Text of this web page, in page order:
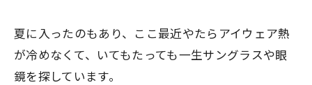
夏に入ったのもあり、ここ最近やたらアイウェア熱
が冷めなくて、いてもたっても一生サングラスや眼
鏡を探しています。